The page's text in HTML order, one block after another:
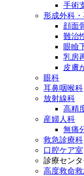
手術
形成外科
顔面
難治
眼瞼
乳房
皮膚
眼科
耳鼻咽喉科
放射線科
高精
産婦人科
無痛
救急診療科
口腔ケア室
診療センタ
高度救命